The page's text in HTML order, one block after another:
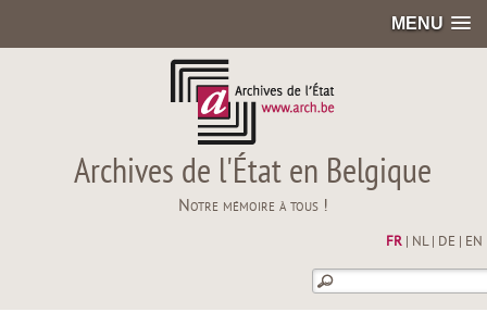
MENU
Archives de l'État en Belgique
Notre mémoire à tous !
FR| NL| DE EN